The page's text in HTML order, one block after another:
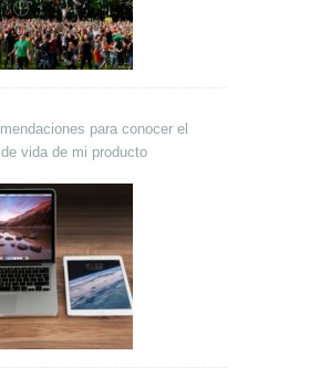
para conocer el
vida de mi producto